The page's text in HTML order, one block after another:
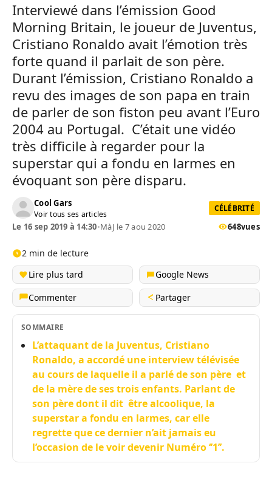
Interviewé dans l’émission Good
Morning Britain, le joueur de Juventus,
Cristiano Ronaldo avait l’émotion très
forte quand il parlait de son père.
Durant l’émission, Cristiano Ronaldo a
revu des images de son papa en train
de parler de son fiston peu avant l’Euro
2004 au Portugal. C’était une vidéo
très difficile à regarder pour la
superstar qui a fondu en larmes en
évoquant son père disparu.
Cool Gars
Voir tous ses articles
CÉLÉBRITÉ
Le 16 sep 2019 à 14:30•MàJ le 7 aou 2020 648vues
2 min de lecture
Lire plus tard
Google News
Commenter
Partager
SOMMAIRE
L’attaquant de la Juventus, Cristiano
Ronaldo, a accordé une interview télévisée
au cours de laquelle il a parlé de son père et
de la mère de ses trois enfants. Parlant de
son père dont il dit être alcoolique, la
superstar a fondu en larmes, car elle
regrette que ce dernier n’ait jamais eu
l’occasion de le voir devenir Numéro ‘’1’’.